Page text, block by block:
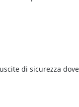
di sicurezza dove